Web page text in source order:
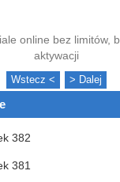
online bez limitów,
aktywacji
Wstecz < > Dalej
382
381